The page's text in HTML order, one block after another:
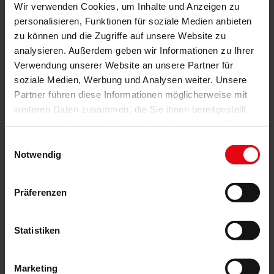
Wir verwenden Cookies, um Inhalte und Anzeigen zu
personalisieren, Funktionen für soziale Medien anbieten
zu können und die Zugriffe auf unsere Website zu
analysieren. Außerdem geben wir Informationen zu Ihrer
Verwendung unserer Website an unsere Partner für
soziale Medien, Werbung und Analysen weiter. Unsere
Partner führen diese Informationen möglicherweise mit
weiteren Daten zusammen, die Sie ihnen bereitgestellt
Notwendig
Präferenzen
Statistiken
Marketing
Dabei ist Ihr WAREMA Schattenspender das ganze Jahr den
Witterungsverhältnissen ausgesetzt. Egal ob hohe Temperaturen
im Sommer oder Regen und Schnee in Herbst und Winter.
Funktionsstörungen von hochwertigen WAREMA Markisen und
Co. sind zwar Einzelfälle, treffen Sie aber immer unvorbereitet.
Umso ärgerlicher, wenn der Sonnenschutz gerade an den
schönen Sommertagen streikt.
Mit der am Markt einzigartigen 5-Jahre-Herstellergarantie von
WAREMA gehen Sie auf Nummer Sicher. Im Garantiefall sorgt die
auch ungeplante Zusatzkosten.
Homepagevon WAREMA